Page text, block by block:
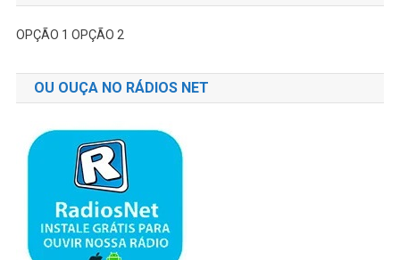
OPÇÃO 1 OPÇÃO 2
OU OUÇA NO RÁDIOS NET